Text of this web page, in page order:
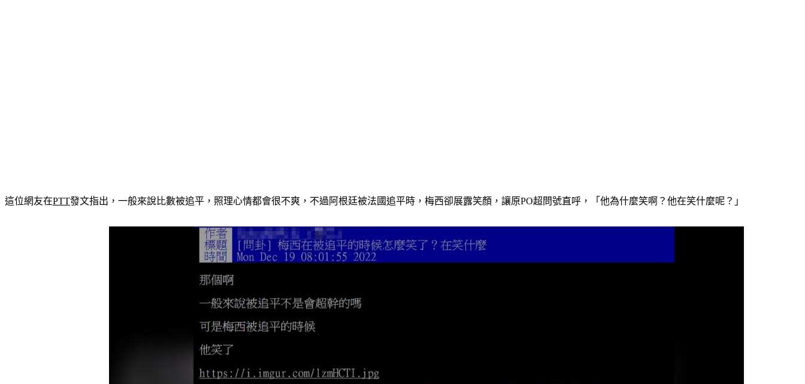
這位網友在PTT發文指出，一般來說比數被追平，照理心情都會很不爽，不過阿根廷被法國追平時，梅西卻展露笑顏，讓原PO超問號直呼，「他為什麼笑啊？他在笑什麼呢？」